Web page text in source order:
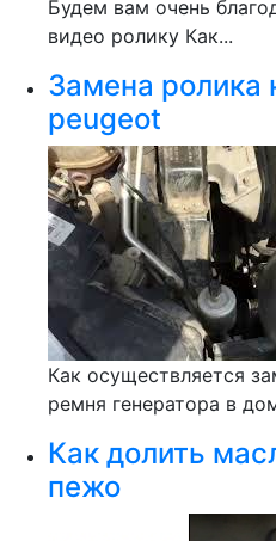
Будем вам очень
видео ролику Как...
Замена ролика
peugeot
Как осуществляется
ремня генератора в
Как долить
пежо